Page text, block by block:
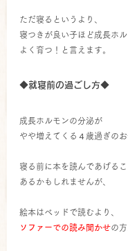
ただ寝るというより、
寝つきが良い子ほど成長ホル
よく育つ！と言えます。
◆就寝前の過ごし方◆
成長ホルモンの分泌が
やや増えてくる４歳過ぎのお
寝る前に本を読んであげる
あるかもしれませんが、
絵本はベッドで読むより、
ソファーでの読み聞かせの